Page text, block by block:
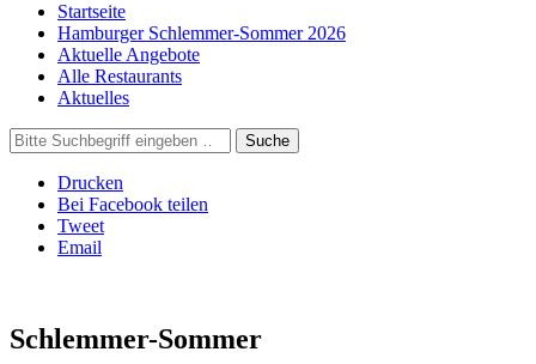
Startseite
Hamburger Schlemmer-Sommer 2026
Aktuelle Angebote
Alle Restaurants
Aktuelles
Suche
Drucken
Bei Facebook teilen
Tweet
Email
Schlemmer-Sommer